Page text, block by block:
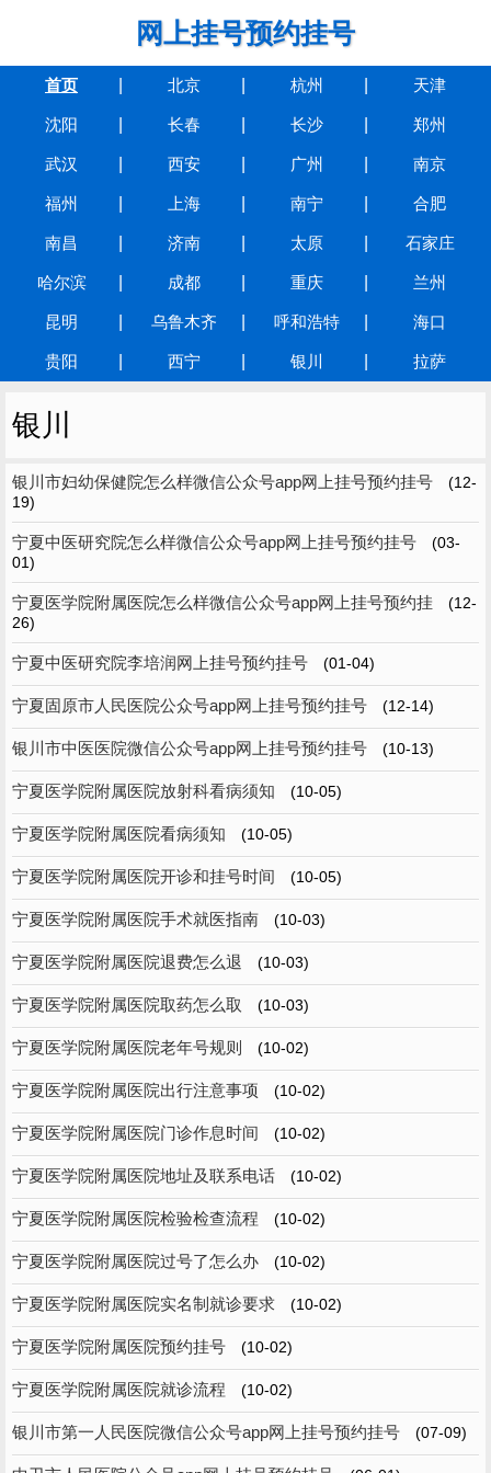
网上挂号预约挂号
首页 北京 杭州 天津
沈阳 长春 长沙 郑州
武汉 西安 广州 南京
福州 上海 南宁 合肥
南昌 济南 太原 石家庄
哈尔滨 成都 重庆 兰州
昆明 乌鲁木齐 呼和浩特 海口
贵阳 西宁 银川 拉萨
银川
银川市妇幼保健院怎么样微信公众号app网上挂号预约挂号
(12-
19)
宁夏中医研究院怎么样微信公众号app网上挂号预约挂号
(03-
01)
宁夏医学院附属医院怎么样微信公众号app网上挂号预约挂
(12-
26)
宁夏中医研究院李培润网上挂号预约挂号 (01-04)
宁夏固原市人民医院公众号app网上挂号预约挂号 (12-14)
银川市中医医院微信公众号app网上挂号预约挂号 (10-13)
宁夏医学院附属医院放射科看病须知 (10-05)
宁夏医学院附属医院看病须知 (10-05)
宁夏医学院附属医院开诊和挂号时间 (10-05)
宁夏医学院附属医院手术就医指南 (10-03)
宁夏医学院附属医院退费怎么退 (10-03)
宁夏医学院附属医院取药怎么取 (10-03)
宁夏医学院附属医院老年号规则 (10-02)
宁夏医学院附属医院出行注意事项 (10-02)
宁夏医学院附属医院门诊作息时间 (10-02)
宁夏医学院附属医院地址及联系电话 (10-02)
宁夏医学院附属医院检验检查流程 (10-02)
宁夏医学院附属医院过号了怎么办 (10-02)
宁夏医学院附属医院实名制就诊要求 (10-02)
宁夏医学院附属医院预约挂号 (10-02)
宁夏医学院附属医院就诊流程 (10-02)
银川市第一人民医院微信公众号app网上挂号预约挂号 (07-09)